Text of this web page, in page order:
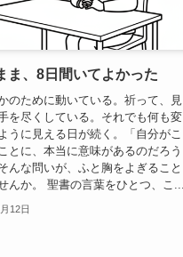
ま、8日間いてよかった
のために動いている。祈って、見
を尽くしている。それでも何も変
うに見える日が続く。「自分がこ
とに、本当に意味があるのだろう
な問いが、ふと胸をよぎること
んか。 聖書の言葉をひとつ、こ...
12日